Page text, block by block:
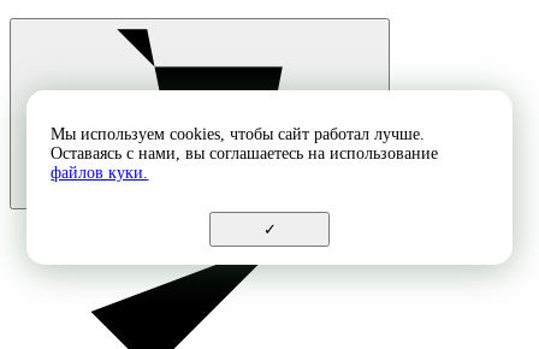
Мы используем cookies, чтобы сайт работал лучше.
Оставаясь с нами, вы соглашаетесь на использование
файлов куки.
✓